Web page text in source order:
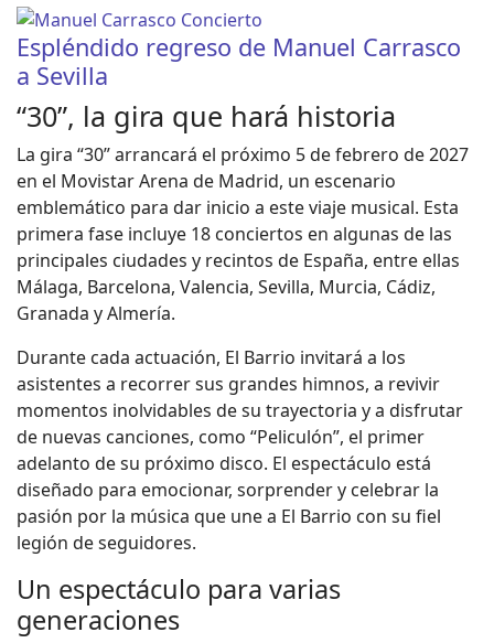
Espléndido regreso de Manuel Carrasco
a Sevilla
“30”, la gira que hará historia
La gira “30” arrancará el próximo 5 de febrero de 2027
en el Movistar Arena de Madrid, un escenario
emblemático para dar inicio a este viaje musical. Esta
primera fase incluye 18 conciertos en algunas de las
principales ciudades y recintos de España, entre ellas
Málaga, Barcelona, Valencia, Sevilla, Murcia, Cádiz,
Granada y Almería.
Durante cada actuación, El Barrio invitará a los
asistentes a recorrer sus grandes himnos, a revivir
momentos inolvidables de su trayectoria y a disfrutar
de nuevas canciones, como “Peliculón”, el primer
adelanto de su próximo disco. El espectáculo está
diseñado para emocionar, sorprender y celebrar la
pasión por la música que une a El Barrio con su fiel
legión de seguidores.
Un espectáculo para varias
generaciones